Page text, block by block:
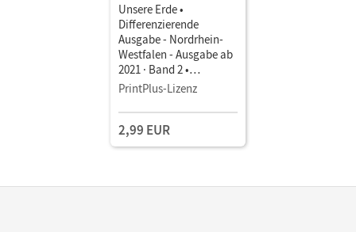
Unsere Erde •
Differenzierende
Ausgabe - Nordrhein-
Westfalen - Ausgabe ab
2021 · Band 2 •
Schulbuch als E-Book
PrintPlus-Lizenz
2,99 EUR